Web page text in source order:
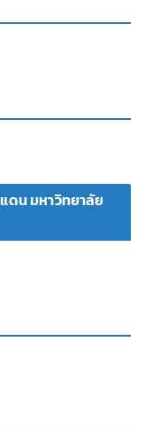
ดน มหาวิทยาลัย